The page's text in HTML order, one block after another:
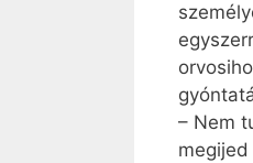
– Nem